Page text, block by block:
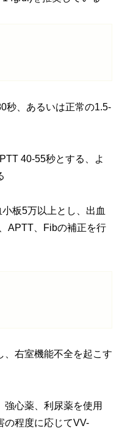
秒、あるいは正常の1.5-
40-55秒とする、よ
板5万以上とし、出血
APTT、Fibの補正を行
、右室機能不全を起こす
心薬、利尿薬を使用
の程度に応じてVV-